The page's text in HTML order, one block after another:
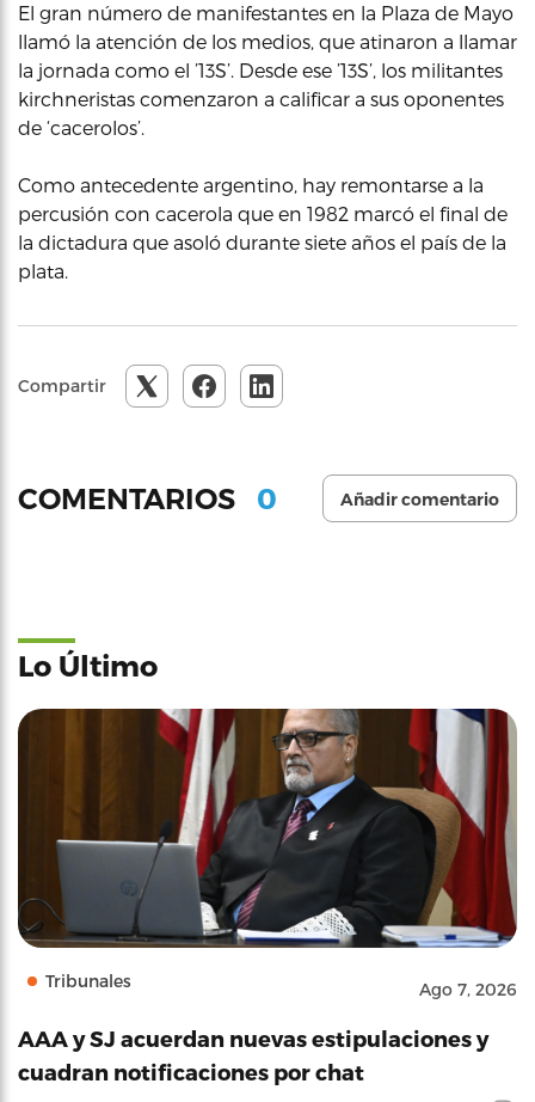
El gran número de manifestantes en la Plaza de Mayo
llamó la atención de los medios, que atinaron a llamar
la jornada como el ’13S’. Desde ese ’13S’, los militantes
kirchneristas comenzaron a calificar a sus oponentes
de ‘cacerolos’.
Como antecedente argentino, hay remontarse a la
percusión con cacerola que en 1982 marcó el final de
la dictadura que asoló durante siete años el país de la
plata.
Compartir
COMENTARIOS 0 Añadir comentario
Lo Último
Tribunales Ago 7, 2026
AAA y SJ acuerdan nuevas estipulaciones y
cuadran notificaciones por chat